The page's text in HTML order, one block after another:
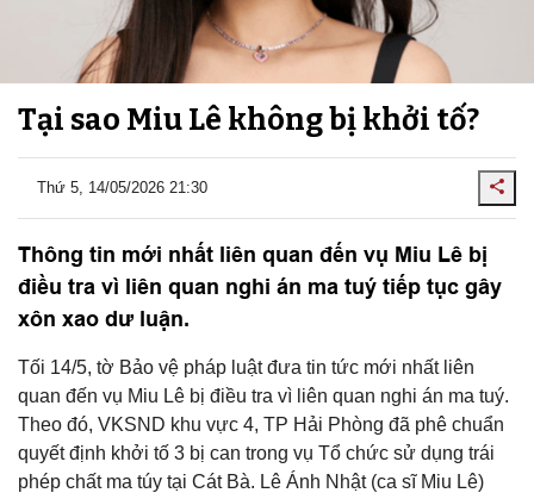
Tại sao Miu Lê không bị khởi tố?
Thứ 5, 14/05/2026 21:30
Thông tin mới nhất liên quan đến vụ Miu Lê bị
điều tra vì liên quan nghi án ma tuý tiếp tục gây
xôn xao dư luận.
Tối 14/5, tờ Bảo vệ pháp luật đưa tin tức mới nhất liên
quan đến vụ Miu Lê bị điều tra vì liên quan nghi án ma tuý.
Theo đó, VKSND khu vực 4, TP Hải Phòng đã phê chuẩn
quyết định khởi tố 3 bị can trong vụ Tổ chức sử dụng trái
phép chất ma túy tại Cát Bà. Lê Ánh Nhật (ca sĩ Miu Lê)